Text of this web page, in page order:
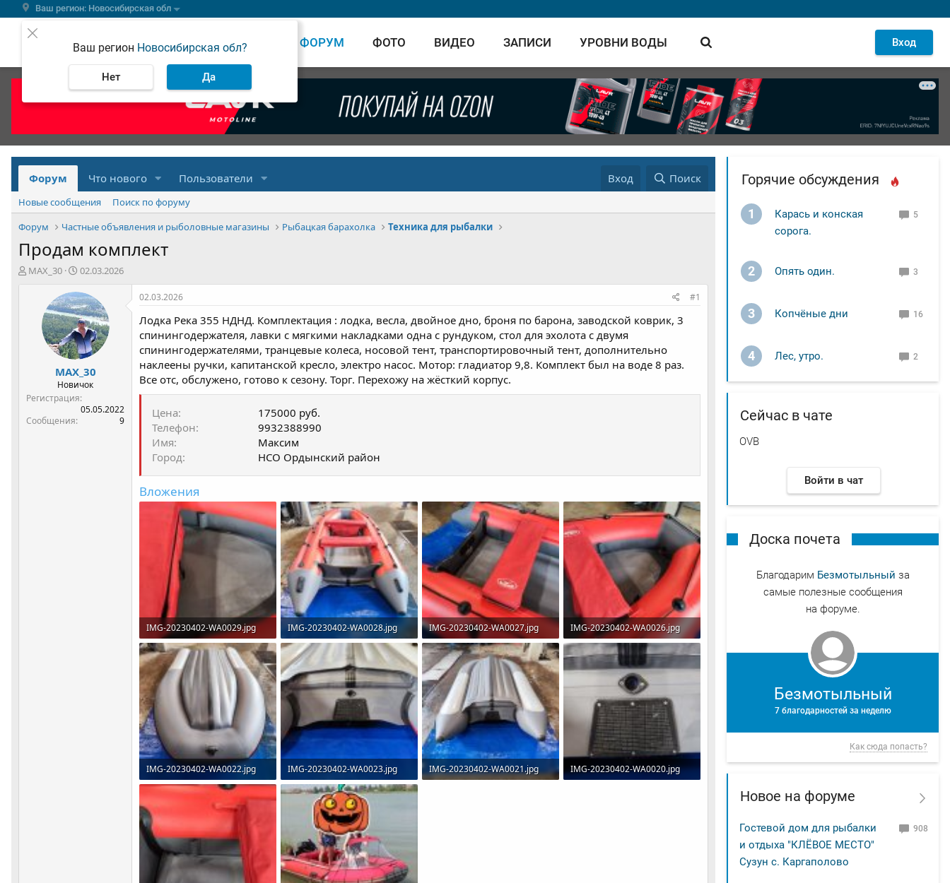
Ваш регион: Новосибирская обл
Ваш регион Новосибирская обл?
Нет Да
ВЕСТИ ФОРУМ ФОТО ВИДЕО ЗАПИСИ УРОВНИ ВОДЫ Вход
Форум Что нового Пользователи Вход Поиск
Новые сообщения
Поиск по форуму
Форум
Частные объявления и рыболовные магазины Рыбацкая барахолка Техника для рыбалки
Продам комплект
А
MAX_30
Д
т
а
н
а
ч
а
л
а
02.03.2026
MAX_30
Новичок
Регистрация
05.05.2022
Сообщения
9
02.03.2026 #1
Лодка Река 355 НДНД. Комплектация : лодка, весла, двойное дно, броня по барона, заводской коврик, 3
спинингодержателя, лавки с мягкими накладками одна с рундуком, стол для эхолота с двумя
спинингодержателями, транцевые колеса, носовой тент, транспортировочный тент, дополнительно
наклеены ручки, капитанской кресло, электро насос. Мотор: гладиатор 9,8. Комплект был на воде 8 раз.
Все отс, обслужено, готово к сезону. Торг. Перехожу на жёсткий корпус.
Цена
175000 руб.
Телефон
9932388990
Имя
Максим
Город
НСО Ордынский район
Вложения
IMG-20230402-WA0029.jpg
170 КБ · Просмотры: 520
IMG-20230402-WA0028.jpg
326.5 КБ · Просмотры: 412
IMG-20230402-WA0027.jpg
235.9 КБ · Просмотры: 388
IMG-20230402-WA0026.jpg
204.4 КБ · Просмотры: 353
IMG-20230402-WA0022.jpg
272 КБ · Просмотры: 331
IMG-20230402-WA0023.jpg
193.5 КБ · Просмотры: 331
IMG-20230402-WA0021.jpg
IMG-20230402-WA0020.jpg
Горячие обсуждения
1
Карась и конская
сорога.
5
2 Опять один. 3
3 Копчёные дни 16
4 Лес, утро. 2
Сейчас в чате
OVB
Войти в чат
Доска почета
Благодарим Безмотыльный за
самые полезные сообщения
на форуме.
Безмотыльный
7 благодарностей за неделю
Как сюда попасть?
Новое на форуме
Гостевой дом для рыбалки
и отдыха "КЛЁВОЕ МЕСТО"
Сузун с. Каргаполово
908